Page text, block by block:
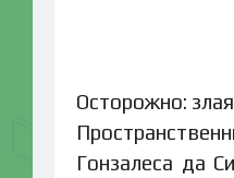
Осторожно:
Гонзалеса да